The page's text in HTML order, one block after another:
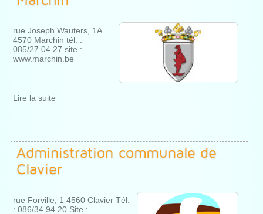
rue Joseph Wauters, 1A
4570 Marchin tél. :
085/27.04.27 site :
www.marchin.be
Lire la suite
Administration communale de
Clavier
rue Forville, 1 4560 Clavier Tél.
: 086/34.94.20 Site :